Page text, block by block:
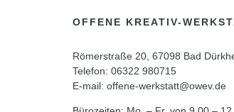
OFFENE KREATIV-
Römerstraße 20, 67098 Bad
Telefon: 06322 980715
E-mail: offene-werkstatt@owev.de